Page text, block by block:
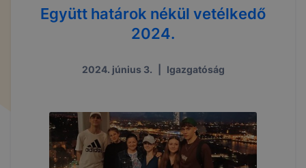
Együtt határok nékül vetélkedő
2024.
2024. június 3. Igazgatóság